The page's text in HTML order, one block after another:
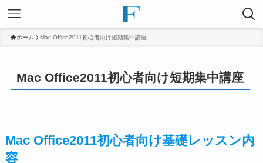
ホーム Mac Office2011初心者向け短期集中講座
Mac Office2011初心者向け短期集中講座
Mac Office2011初心者向け基礎レッスン内
容